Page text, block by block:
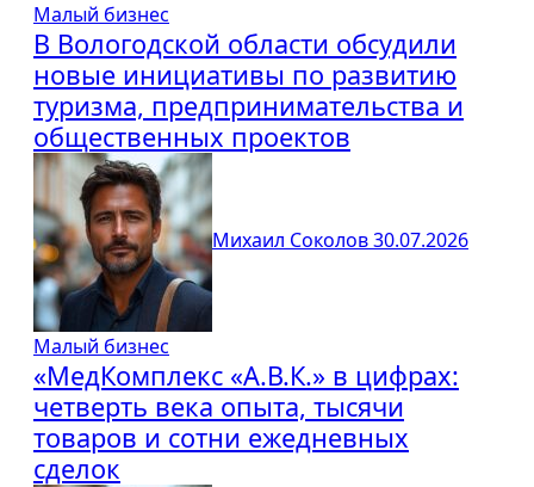
Малый бизнес
В Вологодской области обсудили
новые инициативы по развитию
туризма, предпринимательства и
общественных проектов
Михаил Соколов30.07.2026
Малый бизнес
«МедКомплекс «А.В.К.» в цифрах:
четверть века опыта, тысячи
товаров и сотни ежедневных
сделок